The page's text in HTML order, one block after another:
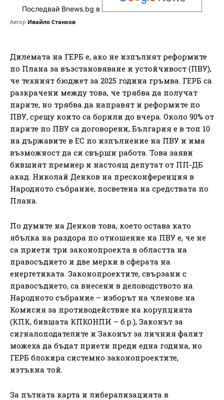
Последвай Bnews.bg в
Автор Ивайло Станков
Дилемата на ГЕРБ е, ако не изпълнят реформите
по Плана за възстановяване и устойчивост (ПВУ),
че техният бюджет за 2025 година гръмва. ГЕРБ са
разкрачени между това, че трябва да получат
парите, но трябва да направят и реформите по
ПВУ, срещу които са борили до вчера. Около 90% от
парите по ПВУ са договорени, България е в топ 10
на държавите в ЕС по изпълнение на ПВУ и има
възможност да си свърши работа. Това заяви
бившият премиер и настоящ депутат от ПП-ДБ
акад. Николай Денков на пресконференция в
Народното събрание, посветена на средствата по
Плана.
По думите на Денков това, което остава като
ябълка на раздора по отношение на ПВУ е, че не
са приети три законопроекта в областта на
правосъдието и две мерки в сферата на
енергетиката. Законопроектите, свързани с
правосъдието, са внесени в деловодството на
Народното събрание – изборът на членове на
Комисия за противодействие на корупцията
(КПК, бившата КПКОНПИ – б.р.), Законът за
сигналоподателите и Законът за личния фалит
можеха да бъдат приети преди една година, но
ГЕРБ блокира системно законопроектите,
изтъкна той.
За пътната карта и либерализацията в